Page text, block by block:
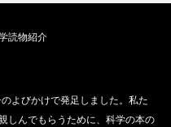
読物紹介
よびかけで発足しました。私た
しんでもらうために、科学の本の